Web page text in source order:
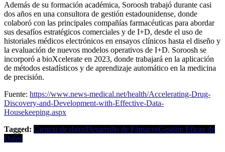
Además de su formación académica, Soroosh trabajó durante casi
dos años en una consultora de gestión estadounidense, donde
colaboró ​​con las principales compañías farmacéuticas para abordar
sus desafíos estratégicos comerciales y de I+D, desde el uso de
historiales médicos electrónicos en ensayos clínicos hasta el diseño y
la evaluación de nuevos modelos operativos de I+D. Soroosh se
incorporó a bioXcelerate en 2023, donde trabajará en la aplicación
de métodos estadísticos y de aprendizaje automático en la medicina
de precisión.
Fuente: https://www.news-medical.net/health/Accelerating-Drug-
Discovery-and-Development-with-Effective-Data-
Housekeeping.aspx
Tagged: Ciencia de datosDesarrollo de FámacosGestión Eficaz de
Datos